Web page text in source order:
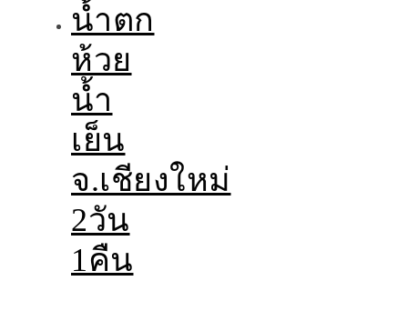
น้ำตก
ห้วย
น้ำ
เย็น
จ.เชียงใหม่
2วัน
1คืน